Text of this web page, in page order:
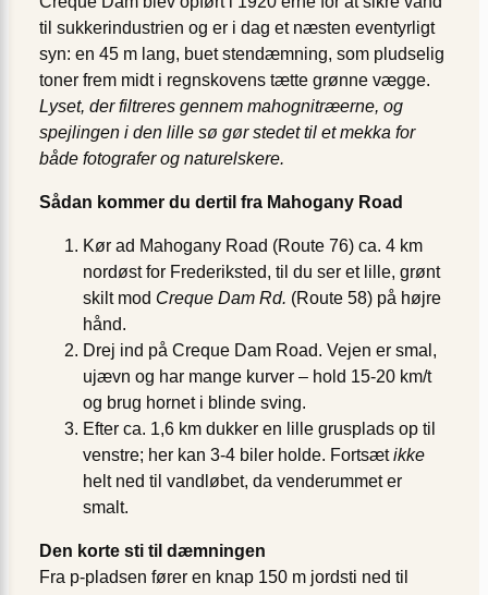
til sukkerindustrien og er i dag et næsten eventyrligt
syn: en 45 m lang, buet stendæmning, som pludselig
toner frem midt i regnskovens tætte grønne vægge.
Lyset, der filtreres gennem mahognitræerne, og
spejlingen i den lille sø gør stedet til et mekka for
både fotografer og naturelskere.
Sådan kommer du dertil fra Mahogany Road
Kør ad Mahogany Road (Route 76) ca. 4 km
nordøst for Frederiksted, til du ser et lille, grønt
skilt mod Creque Dam Rd. (Route 58) på højre
hånd.
Drej ind på Creque Dam Road. Vejen er smal,
ujævn og har mange kurver – hold 15-20 km/t
og brug hornet i blinde sving.
Efter ca. 1,6 km dukker en lille grusplads op til
venstre; her kan 3-4 biler holde. Fortsætikke
helt ned til vandløbet, da venderummet er
smalt.
Den korte sti til dæmningen
Fra p-pladsen fører en knap 150 m jordsti ned til